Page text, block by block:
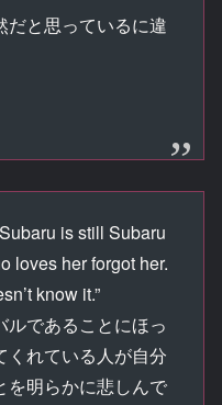
だと思っているに違
is still Subaru
loves her forgot her.
know it.”
ルであることにほっ
くれている人が自分
を明らかに悲しんで